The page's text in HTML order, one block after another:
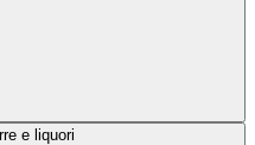
e liquori